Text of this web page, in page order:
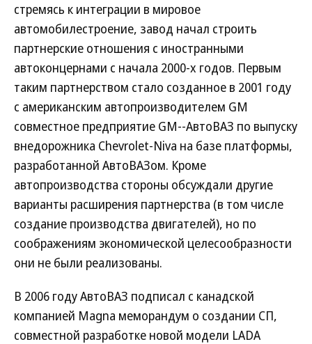
стремясь к интеграции в мировое
автомобилестроение, завод начал строить
партнерские отношения с иностранными
автоконцернами с начала 2000-х годов. Первым
таким партнерством стало созданное в 2001 году
с американским автопроизводителем GM
совместное предприятие GM--АвтоВАЗ по выпуску
внедорожника Chevrolet-Niva на базе платформы,
разработанной АвтоВАЗом. Кроме
автопроизводства стороны обсуждали другие
варианты расширения партнерства (в том числе
создание производства двигателей), но по
соображениям экономической целесообразности
они не были реализованы.
В 2006 году АвтоВАЗ подписал с канадской
компанией Magna меморандум о создании СП,
совместной разработке новой модели LADA